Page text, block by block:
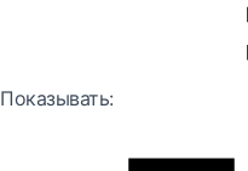
Показывать: